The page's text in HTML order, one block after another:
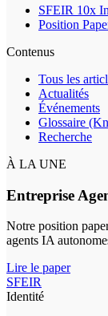
SFEIR 10x
Position
Contenus
Tous les
Actualités
Événements
Glossaire
Recherche
À LA UNE
Entreprise
Notre position
agents IA
Lire le paper
SFEIR
Identité